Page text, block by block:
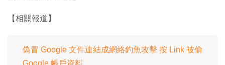
【相關報道】
偽冒 Google 文件連結成網絡釣魚攻擊 按 Link 被偷